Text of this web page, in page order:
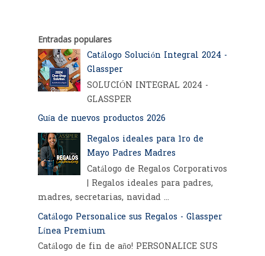
Entradas populares
Catálogo Solución Integral 2024 -
Glassper
SOLUCIÓN INTEGRAL 2024 -
GLASSPER
Guía de nuevos productos 2026
Regalos ideales para 1ro de
Mayo Padres Madres
Catálogo de Regalos Corporativos
| Regalos ideales para padres,
madres, secretarias, navidad ...
Catálogo Personalice sus Regalos - Glassper
Línea Premium
Catálogo de fin de año! PERSONALICE SUS